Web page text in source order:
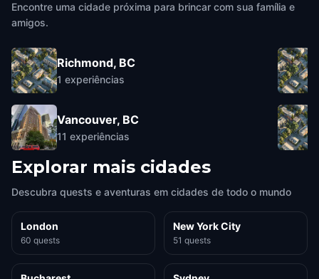
Encontre uma cidade próxima para brincar com sua família e
amigos.
Richmond, BC
1 experiências
Vancouver, BC
11 experiências
Explorar mais cidades
Descubra quests e aventuras em cidades de todo o mundo
London
60 quests
New York City
51 quests